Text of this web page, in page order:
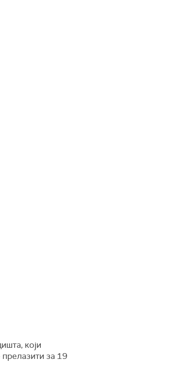
који
прелазити за 19